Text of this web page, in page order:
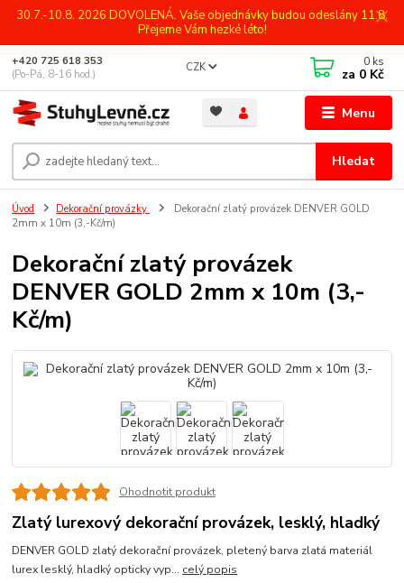
30.7.-10.8. 2026 DOVOLENÁ. Vaše objednávky budou odeslány 11.8.
Přejeme Vám hezké léto!
Menu
CZK
Hledat
+420 725 618 353
(Po-Pá, 8-16 hod.)
0 ks
za 0 Kč
Úvod Dekorační provázky
Dekorační zlatý provázek DENVER GOLD
2mm x 10m (3,-Kč/m)
Dekorační zlatý provázek
DENVER GOLD 2mm x 10m (3,-
Kč/m)
Ohodnotit produkt
Zlatý lurexový dekorační provázek, lesklý, hladký
DENVER GOLD zlatý dekorační provázek, pletený barva zlatá materiál
lurex lesklý, hladký opticky vyp... celý popis